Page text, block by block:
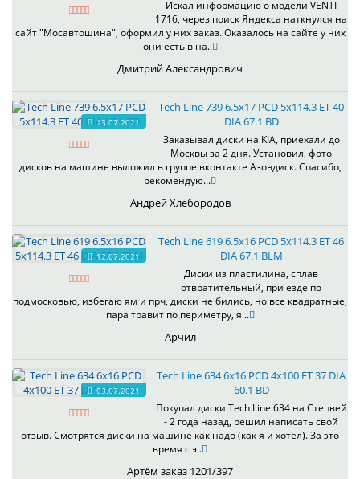
Искал информацию о модели VENTI
1716, через поиск Яндекса наткнулся на
сайт "Мосавтошина", оформил у них заказ. Оказалось на сайте у них
они есть в на..
Дмитрий Александрович
13.07.2021
Tech Line 739 6.5x17 PCD 5x114.3 ET 40
DIA 67.1 BD
Заказывал диски на KIA, приехали до
Москвы за 2 дня. Установил, фото
дисков на машине выложил в группе вконтакте Азовдиск. Спасибо,
рекомендую...
Андрей Хлебородов
12.07.2021
Tech Line 619 6.5x16 PCD 5x114.3 ET 46
DIA 67.1 BLM
Диски из пластилина, сплав
отвратительный, при езде по
подмосковью, избегаю ям и прч, диски не бились, но все квадратные,
пара травит по периметру, я ..
Арчил
03.07.2021
Tech Line 634 6x16 PCD 4x100 ET 37 DIA
60.1 BD
Покупал диски Tech Line 634 на Степвей
- 2 года назад, решил написать свой
отзыв. Смотрятся диски на машине как надо (как я и хотел). За это
время с э..
Артём заказ 1201/397